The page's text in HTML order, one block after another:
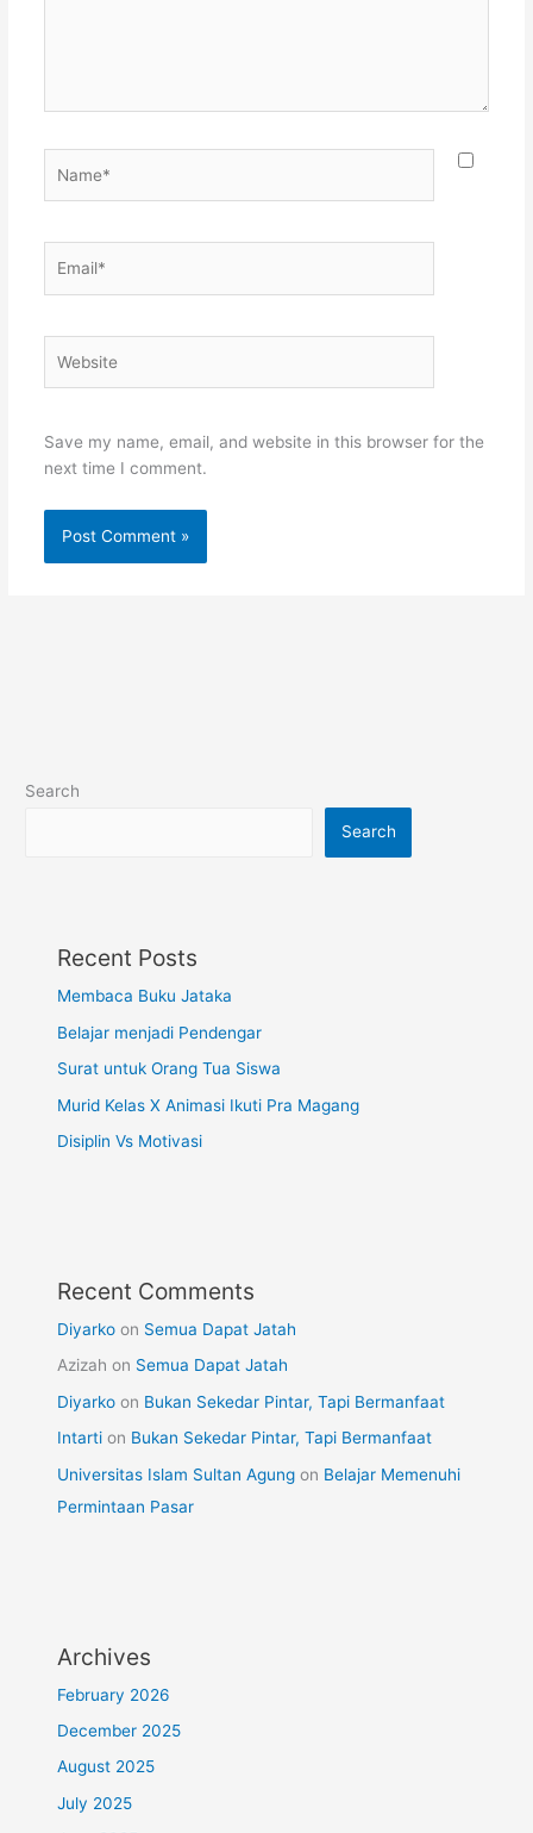
Save my name, email, and website in this browser for the
next time I comment.
Search
Search
Recent Posts
Membaca Buku Jataka
Belajar menjadi Pendengar
Surat untuk Orang Tua Siswa
Murid Kelas X Animasi Ikuti Pra Magang
Disiplin Vs Motivasi
Recent Comments
Diyarko on Semua Dapat Jatah
Azizah on Semua Dapat Jatah
Diyarko on Bukan Sekedar Pintar, Tapi Bermanfaat
Intarti on Bukan Sekedar Pintar, Tapi Bermanfaat
Universitas Islam Sultan Agung on Belajar Memenuhi
Permintaan Pasar
Archives
February 2026
December 2025
August 2025
July 2025